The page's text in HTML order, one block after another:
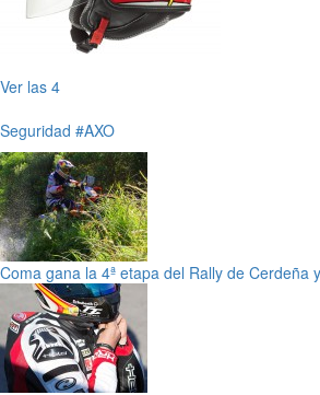
Ver las 4
Seguridad #AXO
Coma gana la 4ª etapa del Rally de Cerdeña